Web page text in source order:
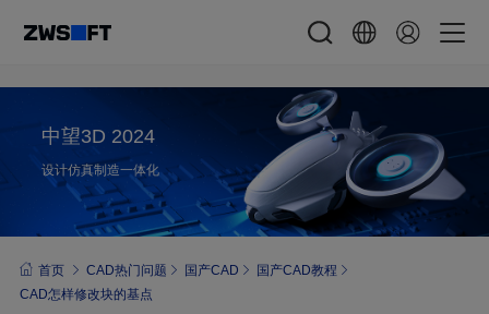
中望3D 2024
设计仿真制造一体化
首页 CAD热门问题 国产CAD
国产CAD教程
CAD怎样修改块的基点